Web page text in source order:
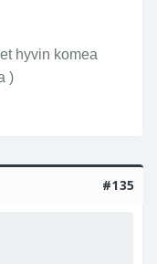
aivan
hyvin komea
)
#135